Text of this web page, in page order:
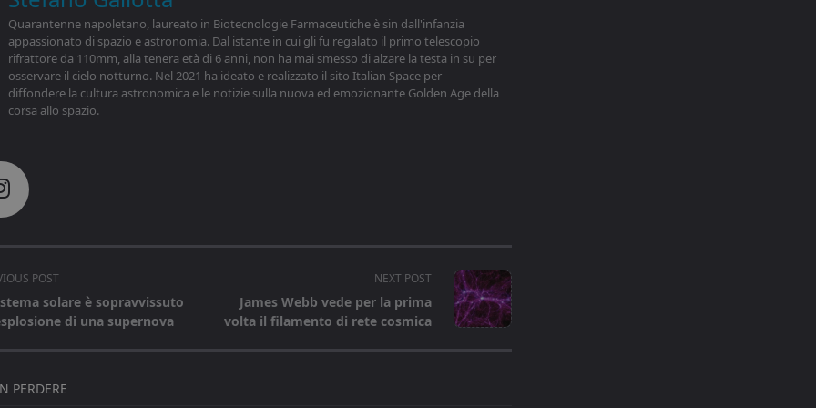
Quarantenne napoletano, laureato in Biotecnologie Farmaceutiche è sin dall'infanzia
appassionato di spazio e astronomia. Dal istante in cui gli fu regalato il primo telescopio
rifrattore da 110mm, alla tenera età di 6 anni, non ha mai smesso di alzare la testa in su per
osservare il cielo notturno. Nel 2021 ha ideato e realizzato il sito Italian Space per
diffondere la cultura astronomica e le notizie sulla nuova ed emozionante Golden Age della
corsa allo spazio.
POST
solare è sopravvissuto
di una supernova
NEXT POST
James Webb vede per la prima
volta il filamento di rete cosmica
PERDERE